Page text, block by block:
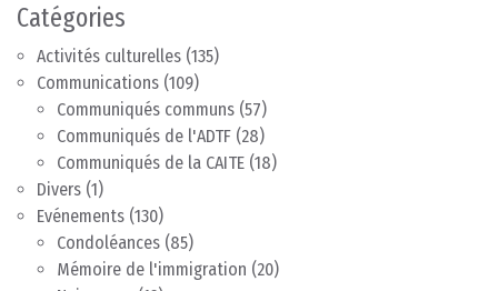
Catégories
Activités culturelles (135)
Communications (109)
Communiqués communs (57)
Communiqués de l'ADTF (28)
Communiqués de la CAITE (18)
Divers (1)
Evénements (130)
Condoléances (85)
Mémoire de l'immigration (20)